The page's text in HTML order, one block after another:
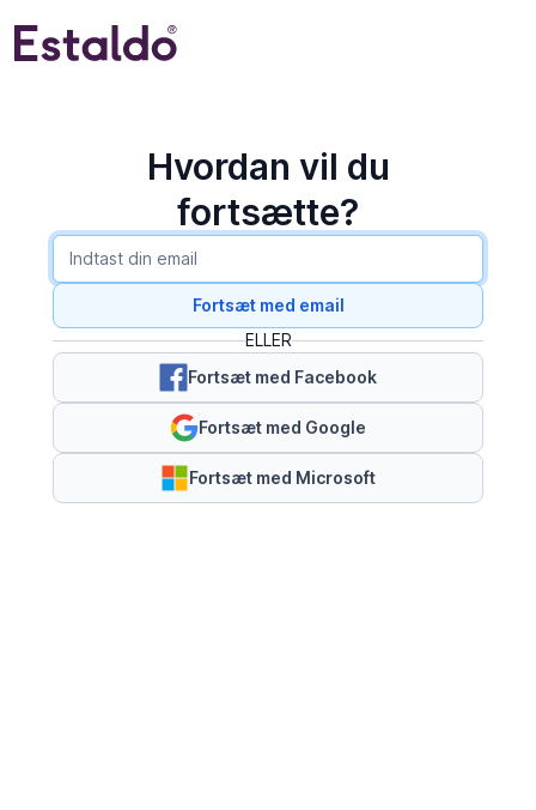
Hvordan vil du
fortsætte?
Fortsæt med email
ELLER
Fortsæt med Facebook
Fortsæt med Google
Fortsæt med Microsoft